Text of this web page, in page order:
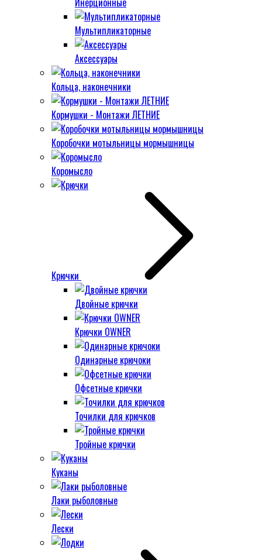
Мультипликаторные
Аксессуары
Кольца, наконечники
Кормушки - Монтажи ЛЕТНИЕ
Коробочки мотыльницы мормышницы
Коромысло
Крючки
Двойные крючки
Крючки OWNER
Одинарные крючоки
Офсетные крючки
Точилки для крючков
Тройные крючки
Куканы
Лаки рыболовные
Лески